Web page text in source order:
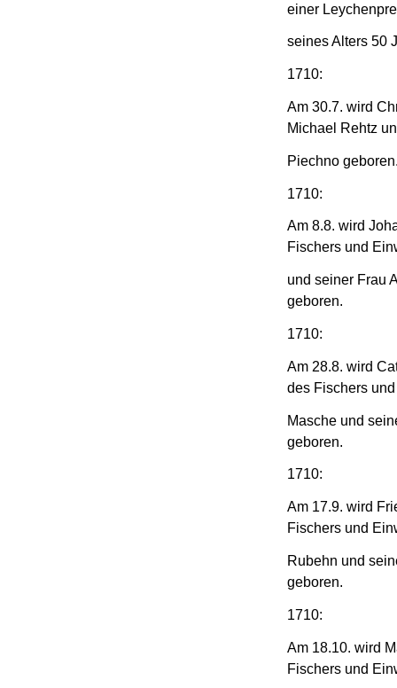
einer
seines Alters 50
1710:
Am 30.7. wird
Michael Rehtz
Piechno
1710:
Am 8.8. wird
Fischers und
und seiner Frau
geboren.
1710:
Am 28.8. wird
des Fischers
Masche und
geboren.
1710:
Am 17.9. wird
Fischers und
Rubehn und
geboren.
1710:
Am 18.10. wird
Fischers und